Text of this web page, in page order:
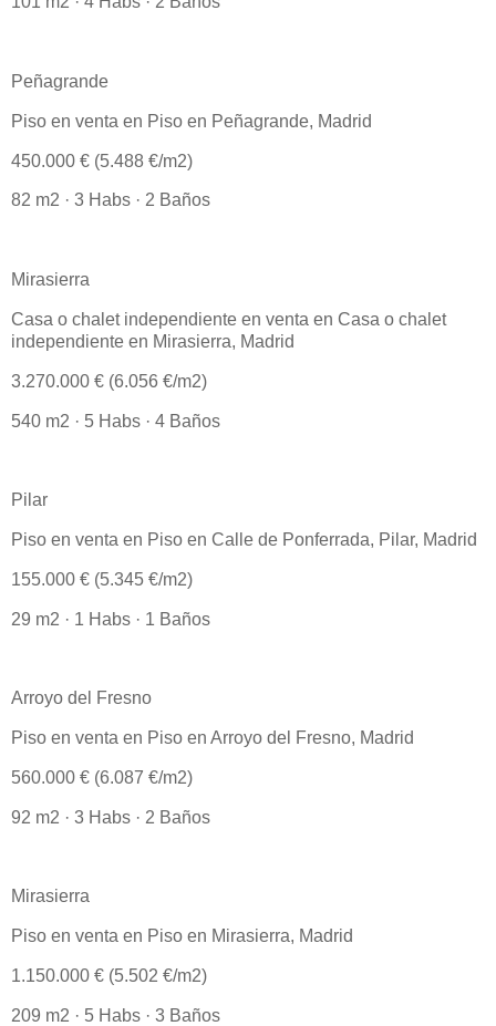
Peñagrande
Piso en venta en Piso en Peñagrande, Madrid
450.000 € (5.488 €/m2)
82 m2 · 3 Habs · 2 Baños
Mirasierra
Casa o chalet independiente en venta en Casa o chalet
independiente en Mirasierra, Madrid
3.270.000 € (6.056 €/m2)
540 m2 · 5 Habs · 4 Baños
Pilar
Piso en venta en Piso en Calle de Ponferrada, Pilar, Madrid
155.000 € (5.345 €/m2)
29 m2 · 1 Habs · 1 Baños
Arroyo del Fresno
Piso en venta en Piso en Arroyo del Fresno, Madrid
560.000 € (6.087 €/m2)
92 m2 · 3 Habs · 2 Baños
Mirasierra
Piso en venta en Piso en Mirasierra, Madrid
1.150.000 € (5.502 €/m2)
209 m2 · 5 Habs · 3 Baños